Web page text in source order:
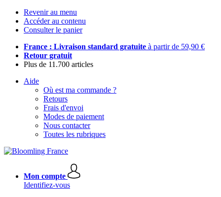
Revenir au menu
Accéder au contenu
Consulter le panier
France : Livraison standard gratuite à partir de 59,90 €
Retour gratuit
Plus de 11.700 articles
Aide
Où est ma commande ?
Retours
Frais d'envoi
Modes de paiement
Nous contacter
Toutes les rubriques
Mon compte
Identifiez-vous